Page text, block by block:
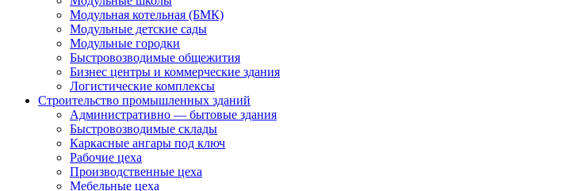
Модульная котельная (БМК)
Модульные детские сады
Модульные городки
Быстровозводимые общежития
Бизнес центры и коммерческие здания
Логистические комплексы
Строительство промышленных зданий
Административно — бытовые здания
Быстровозводимые склады
Каркасные ангары под ключ
Рабочие цеха
Производственные цеха
Мебельные цеха